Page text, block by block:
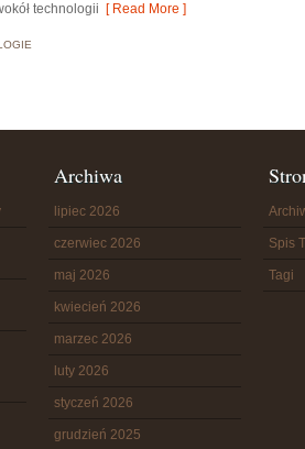
technologii [ Read More ]
Archiwa
lipiec 2026
czerwiec 2026
maj 2026
kwiecień 2026
marzec 2026
luty 2026
styczeń 2026
grudzień 2025
Spis
Tagi